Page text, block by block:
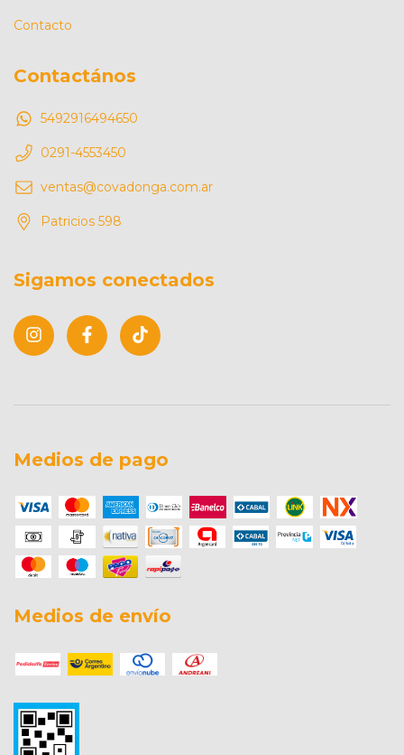
Contacto
Contactános
5492916494650
0291-4553450
ventas@covadonga.com.ar
Patricios 598
Sigamos conectados
Medios de pago
Medios de envío